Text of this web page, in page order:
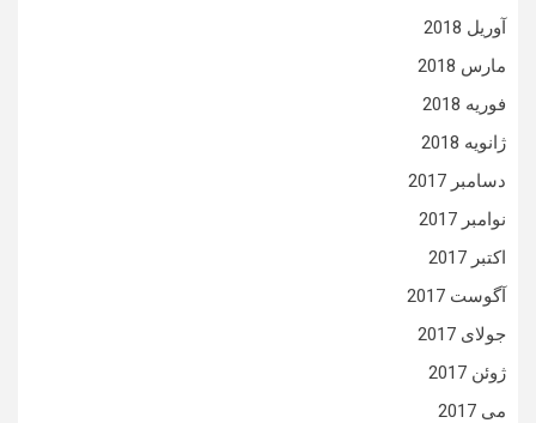
آوریل 2018
مارس 2018
فوریه 2018
ژانویه 2018
دسامبر 2017
نوامبر 2017
اکتبر 2017
آگوست 2017
جولای 2017
ژوئن 2017
می 2017